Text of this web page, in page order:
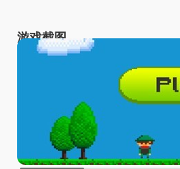
游戏截图